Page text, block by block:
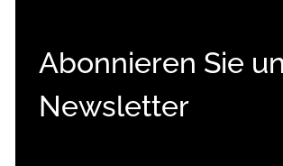
Abonnieren Sie
Newsletter